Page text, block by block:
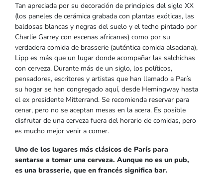
Tan apreciada por su decoración de principios del siglo XX
(los paneles de cerámica grabada con plantas exóticas, las
baldosas blancas y negras del suelo y el techo pintado por
Charlie Garrey con escenas africanas) como por su
verdadera comida de brasserie (auténtica comida alsaciana),
Lipp es más que un lugar donde acompañar las salchichas
con cerveza. Durante más de un siglo, los políticos,
pensadores, escritores y artistas que han llamado a París
su hogar se han congregado aquí, desde Hemingway hasta
el ex presidente Mitterrand. Se recomienda reservar para
cenar, pero no se aceptan mesas en la acera. Es posible
disfrutar de una cerveza fuera del horario de comidas, pero
es mucho mejor venir a comer.
Uno de los lugares más clásicos de París para
sentarse a tomar una cerveza. Aunque no es un pub,
es una brasserie, que en francés significa bar.